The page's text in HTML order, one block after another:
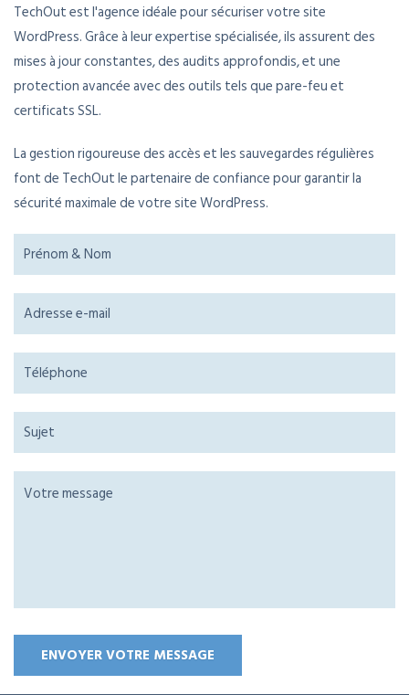
TechOut est l'agence idéale pour sécuriser votre site
WordPress. Grâce à leur expertise spécialisée, ils assurent des
mises à jour constantes, des audits approfondis, et une
protection avancée avec des outils tels que pare-feu et
certificats SSL.
La gestion rigoureuse des accès et les sauvegardes régulières
font de TechOut le partenaire de confiance pour garantir la
sécurité maximale de votre site WordPress.